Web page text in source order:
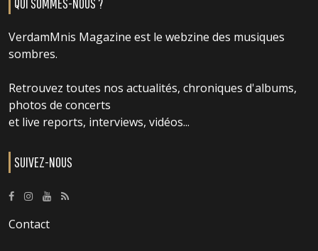
VerdamMnis Magazine est le webzine des musiques
sombres.
Retrouvez toutes nos actualités, chroniques d'albums,
photos de concerts
et live reports, interviews, vidéos...
SUIVEZ-NOUS
Contact